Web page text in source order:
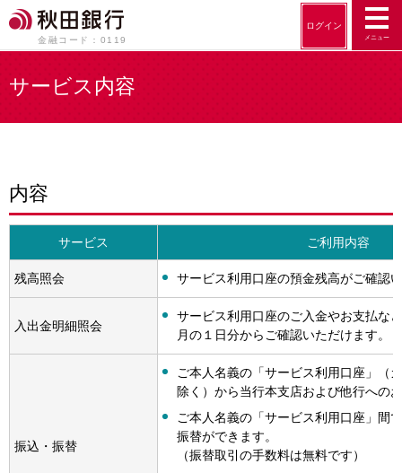
メニュー
ログイン
金融コード：0119
サービス内容
内容
サービス ご利用内容
残高照会 サービス利用口座の預金残高がご確認
入出金明細照会
サービス利用口座のご入金やお支払な
月の１日分からご確認いただけます。
振込・振替
ご本人名義の「サービス利用口座」（
除く）から当行本支店および他行への
ご本人名義の「サービス利用口座」間
振替ができます。
（振替取引の手数料は無料です）